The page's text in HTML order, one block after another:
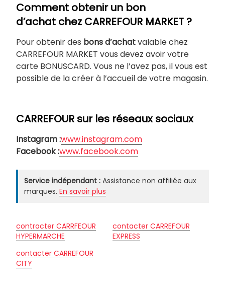
Comment obtenir un bon
d’achat chez CARREFOUR MARKET ?
Pour obtenir des bons d’achatvalable chez
CARREFOUR MARKET vous devez avoir votre
carte BONUSCARD. Vous ne l’avez pas, il vous est
possible de la créer à l’accueil de votre magasin.
CARREFOUR sur les réseaux sociaux
Instagram :www.instagram.com
Facebook :www.facebook.com
Service indépendant : Assistance non affiliée aux
marques. En savoir plus
contracter CARRFEOUR
HYPERMARCHE
contacter CARREFOUR
EXPRESS
contacter CARREFOUR
CITY